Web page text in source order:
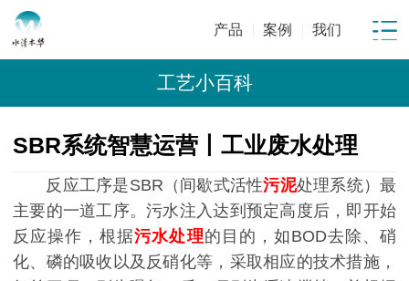
产品 案例 我们
工艺小百科
SBR系统智慧运营丨工业废水处理
反应工序是SBR（间歇式活性污泥处理系统）最
主要的一道工序。污水注入达到预定高度后，即开始
反应操作，根据污水处理的目的，如BOD去除、硝
化、磷的吸收以及反硝化等，采取相应的技术措施，